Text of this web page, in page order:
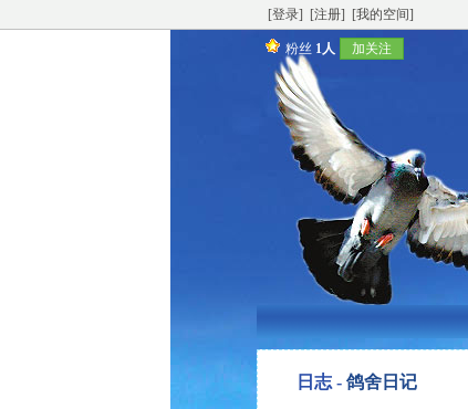
[登录] [注册] [我的空间]
粉丝 1人 加关注
日志 - 鸽舍日记